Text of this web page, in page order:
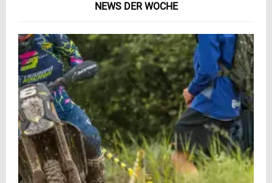
NEWS DER WOCHE